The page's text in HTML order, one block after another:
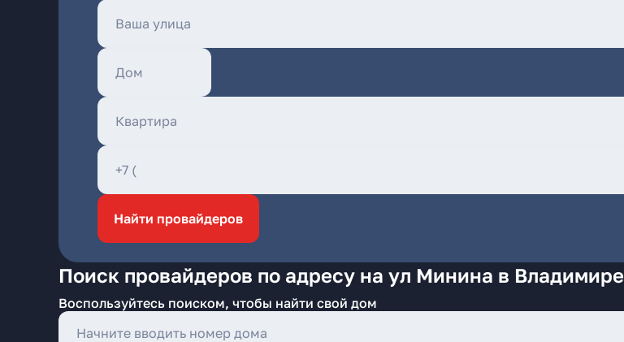
Найти провайдеров
Поиск провайдеров по адресу на ул Минина в Владимире
Воспользуйтесь поиском, чтобы найти свой дом